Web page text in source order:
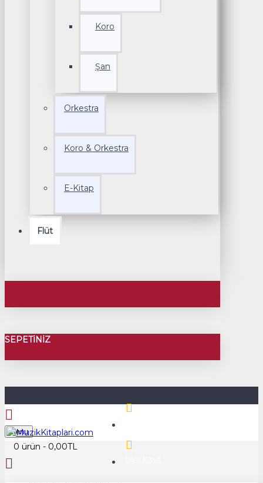
Koro
Şan
Orkestra
Koro & Orkestra
E-Kitap
Flüt
SEPETINIZ
Menu
0 ürün - 0,00TL